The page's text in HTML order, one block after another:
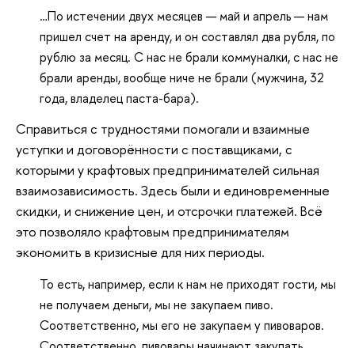
…По истечении двух месяцев — май и апрель — нам
пришел счет на аренду, и он составлял два рубля, по
рублю за месяц. С нас не брали коммуналки, с нас не
брали аренды, вообще ниче не брали (мужчина, 32
года, владелец паста-бара).
Справиться с трудностями помогали и взаимные
уступки и договорённости с поставщиками, с
которыми у крафтовых предпринимателей сильная
взаимозависимость. Здесь были и единовременные
скидки, и снижение цен, и отсрочки платежей. Всё
это позволяло крафтовым предпринимателям
экономить в кризисные для них периоды.
То есть, например, если к нам не приходят гости, мы
не получаем деньги, мы не закупаем пиво.
Соответственно, мы его не закупаем у пивоваров.